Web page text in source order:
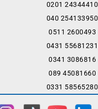
0201 24344410
040 254133950
0511 2600493
0431 55681231
0341 3086816
089 45081660
0331 58565280